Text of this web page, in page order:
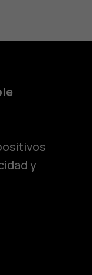
y